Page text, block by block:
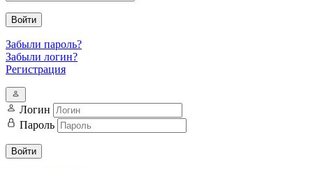
Войти
Забыли пароль?
Забыли логин?
Регистрация
Логин
Пароль
Войти